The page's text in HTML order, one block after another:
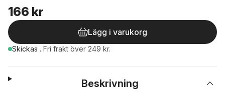
166 kr
Lägg i varukorg
Skickas . Fri frakt över 249 kr.
Beskrivning